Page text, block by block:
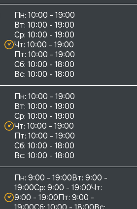
Пн: 10:00 - 19:00
Вт: 10:00 - 19:00
Ср: 10:00 - 19:00
Чт: 10:00 - 19:00
Пт: 10:00 - 19:00
Сб: 10:00 - 18:00
Пн: 10:00 - 19:00
Вт: 10:00 - 19:00
Ср: 10:00 - 19:00
Чт: 10:00 - 19:00
Пт: 10:00 - 19:00
Сб: 10:00 - 18:00
Пн: 9:00 - 19:00Вт: 9:00 -
19:00Ср: 9:00 - 19:00Чт:
9:00 - 19:00Пт: 9:00 -